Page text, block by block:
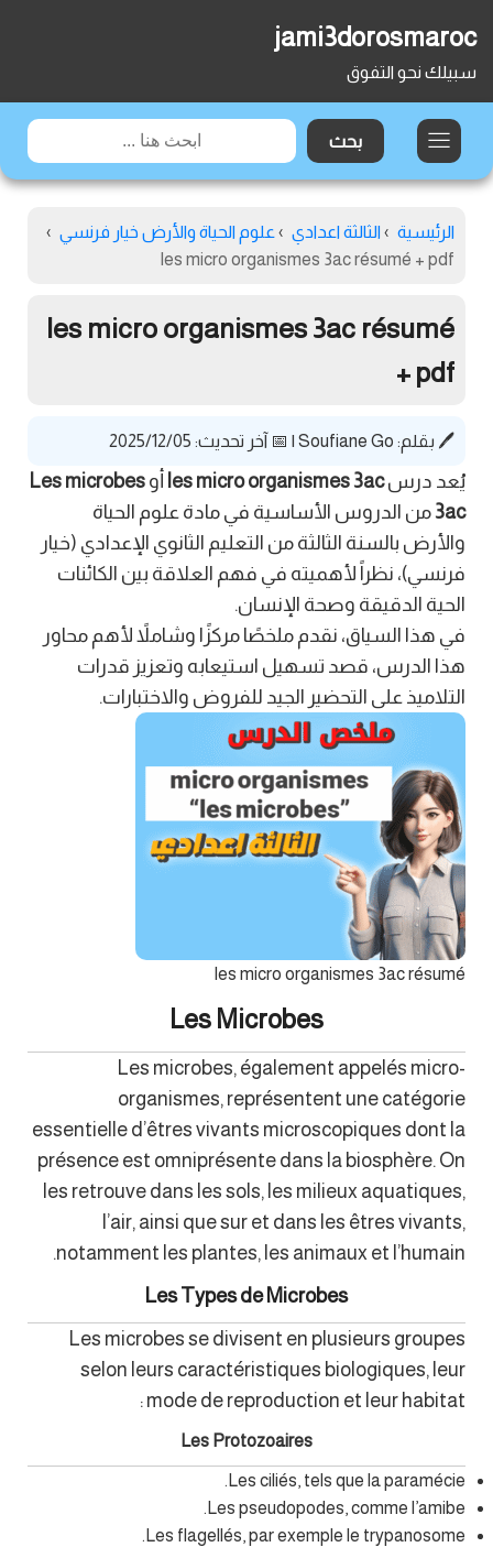
jami3dorosmaroc
سبيلك نحو التفوق
الرئيسية › الثالثة اعدادي › علوم الحياة والأرض خيار فرنسي ›
les micro organismes 3ac résumé + pdf
les micro organismes 3ac résumé
+ pdf
🖊️ بقلم: Soufiane Go
| 📅 آخر تحديث: 2025/12/05
يُعد درسles micro organismes 3ac أو Les microbes
3ac من الدروس الأساسية في مادة علوم الحياة
والأرض بالسنة الثالثة من التعليم الثانوي الإعدادي (خيار
فرنسي)، نظراً لأهميته في فهم العلاقة بين الكائنات
الحية الدقيقة وصحة الإنسان.
في هذا السياق، نقدم ملخصًا مركزًا وشاملاً لأهم محاور
هذا الدرس، قصد تسهيل استيعابه وتعزيز قدرات
التلاميذ على التحضير الجيد للفروض والاختبارات.
les micro organismes 3ac résumé
Les Microbes
Les microbes, également appelés micro-
organismes, représentent une catégorie
essentielle d’êtres vivants microscopiques dont la
présence est omniprésente dans la biosphère. On
les retrouve dans les sols, les milieux aquatiques,
l’air, ainsi que sur et dans les êtres vivants,
notamment les plantes, les animaux et l’humain.
Les Types de Microbes
Les microbes se divisent en plusieurs groupes
selon leurs caractéristiques biologiques, leur
mode de reproduction et leur habitat :
Les Protozoaires
Les ciliés, tels que la paramécie.
Les pseudopodes, comme l’amibe.
Les flagellés, par exemple le trypanosome.